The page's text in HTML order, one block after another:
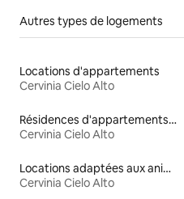
Autres types de logements
Locations d'appartements
Cervinia Cielo Alto
Résidences d'appartements en location
Cervinia Cielo Alto
Locations adaptées aux animaux
Cervinia Cielo Alto